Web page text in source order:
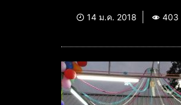
14 ม.ค. 2018 403